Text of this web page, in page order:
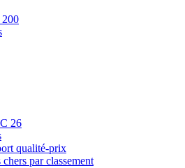
200
26
qualité-prix
par classement